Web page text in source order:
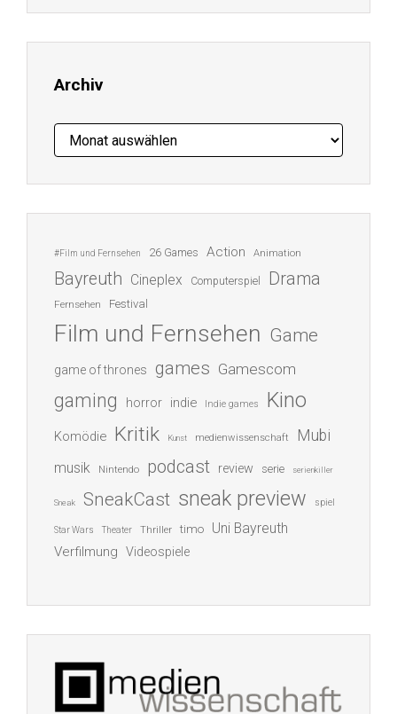
ein ...
Archiv
Archiv
#Film und Fernsehen 26 Games Action Animation
Bayreuth Cineplex Computerspiel Drama
Fernsehen Festival
Film und Fernsehen Game
game of thrones games Gamescom
gaming horror indie Indie games Kino
Komödie Kritik Kunst medienwissenschaft Mubi
musik Nintendo podcast review serie serienkiller
Sneak SneakCast sneak preview spiel
Star Wars Theater Thriller timo Uni Bayreuth
Verfilmung Videospiele